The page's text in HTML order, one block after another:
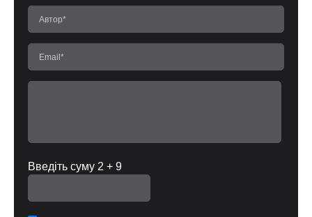
Введіть суму 2 + 9